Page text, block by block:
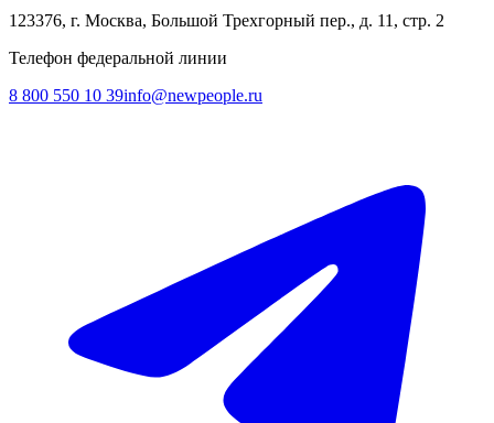
123376, г. Москва, Большой Трехгорный пер., д. 11, стр. 2
Телефон федеральной линии
8 800 550 10 39info@newpeople.ru